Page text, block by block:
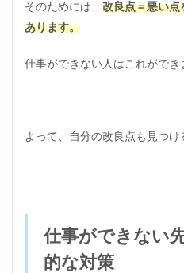
そのためには、 改良点＝悪い点
あります。
仕事ができない人はこれができ
よって、自分の改良点も見つけ
仕事ができない
的な対策